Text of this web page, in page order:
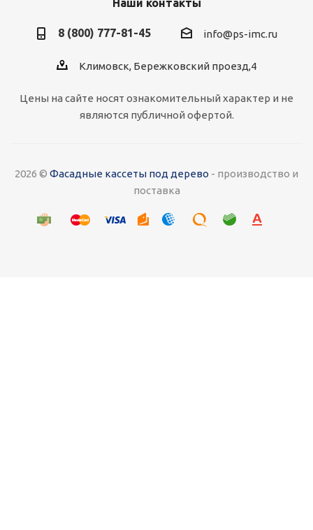
/шт
Наши контакты
8 (800) 777-81-45 info@ps-imc.ru
Климовск, Бережковский проезд,4
Цены на сайте носят ознакомительный характер и не
являются публичной офертой.
2026 © Фасадные кассеты под дерево - производство и
поставка